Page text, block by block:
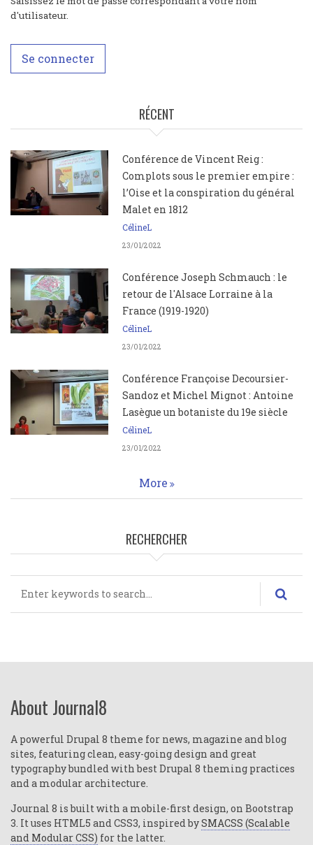
d'utilisateur.
RÉCENT
Conférence de Vincent Reig :
Complots sous le premier empire :
l’Oise et la conspiration du général
Malet en 1812
CélineL
23/01/2022
Conférence Joseph Schmauch : le
retour de l'Alsace Lorraine à la
France (1919-1920)
CélineL
23/01/2022
Conférence Françoise Decoursier-
Sandoz et Michel Mignot : Antoine
Lasègue un botaniste du 19e siècle
CélineL
23/01/2022
More
RECHERCHER
About Journal8
A powerful Drupal 8 theme for news, magazine and blog
sites, featuring clean, easy-going design and great
typography bundled with best Drupal 8 theming practices
and a modular architecture.
Journal 8 is built with a mobile-first design, on Bootstrap
3. It uses HTML5 and CSS3, inspired bySMACSS (Scalable
and Modular CSS) for the latter.